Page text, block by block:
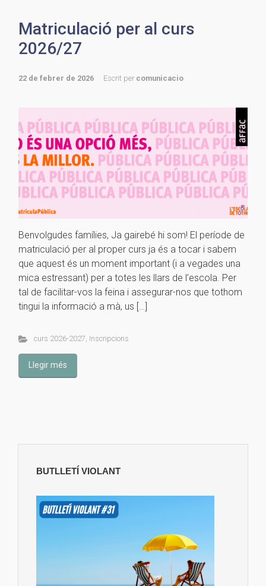
Matriculació per al curs
2026/27
22 de febrer de 2026 Escrit per comunicacio
Benvolgudes famílies, Ja gairebé hi som! El període de
matriculació per al proper curs ja és a tocar i sabem
que aquest és un moment important (i a vegades una
mica estressant) per a totes les llars de l’escola. Per
tal de facilitar-vos la feina i assegurar-nos que tothom
tingui la informació a mà, us […]
curs 2026-2027, Inscripcions
Llegir més
BUTLLETÍ VIOLANT